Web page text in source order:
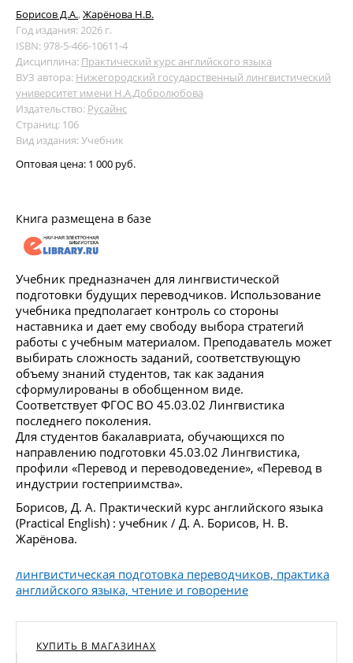
Борисов Д.А., Жарёнова Н.В.
Год издания: 2026 г.
ISBN: 978-5-466-10611-4
Дисциплина: Практический курс английского языка
ВУЗ автора: Нижегородский государственный лингвистический
университет имени Н.А.Добролюбова
Издательство: Русайнс
Страниц: 106
Вид издания: Учебник
Оптовая цена: 1 000 руб.
Книга размещена в базе
Учебник предназначен для лингвистической
подготовки будущих переводчиков. Использование
учебника предполагает контроль со стороны
наставника и дает ему свободу выбора стратегий
работы с учебным материалом. Преподаватель может
выбирать сложность заданий, соответствующую
объему знаний студентов, так как задания
сформулированы в обобщенном виде.
Соответствует ФГОС ВО 45.03.02 Лингвистика
последнего поколения.
Для студентов бакалавриата, обучающихся по
направлению подготовки 45.03.02 Лингвистика,
профили «Перевод и переводоведение», «Перевод в
индустрии гостеприимства».
Борисов, Д. А. Практический курс английского языка
(Practical English) : учебник / Д. А. Борисов, Н. В.
Жарёнова.
лингвистическая подготовка переводчиков, практика
английского языка, чтение и говорение
КУПИТЬ В МАГАЗИНАХ